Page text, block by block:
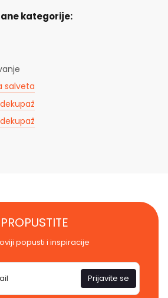
kategorije:
salveta
popusti i inspiracije
Prijavite se